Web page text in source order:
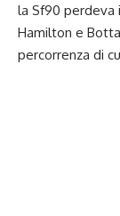
la Sf90 perdeva
Hamilton e
percorrenza di